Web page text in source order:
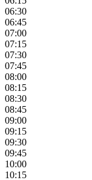
06:30
06:45
07:00
07:15
07:30
07:45
08:00
08:15
08:30
08:45
09:00
09:15
09:30
09:45
10:00
10:15